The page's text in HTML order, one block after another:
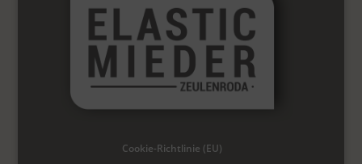
Cookie-Richtlinie (EU)